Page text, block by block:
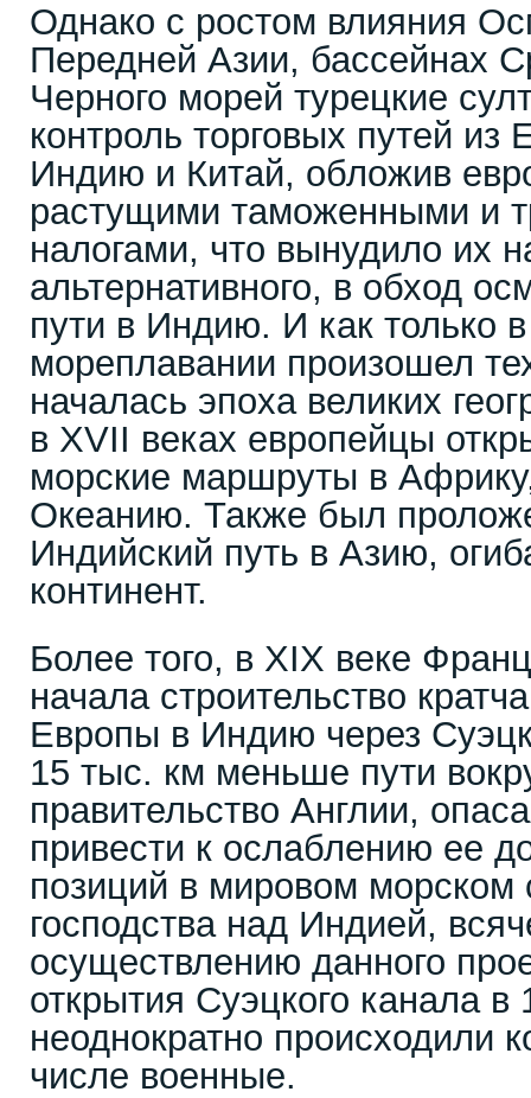
Однако с ростом влияния
Передней Азии, бассейнах
Черного морей турецкие
контроль торговых путей
Индию и Китай, обложив
растущими таможенными и
налогами, что вынудило их
альтернативного, в обход
пути в Индию. И как только
мореплавании произошел
началась эпоха великих
в XVII веках европейцы
морские маршруты в
Океанию. Также был
Индийский путь в Азию,
континент.
Более того, в XIX веке
начала строительство
Европы в Индию через
15 тыс. км меньше пути
правительство Англии,
привести к ослаблению ее
позиций в мировом морском
господства над Индией,
осуществлению данного
открытия Суэцкого канала в
неоднократно происходили
числе военные.